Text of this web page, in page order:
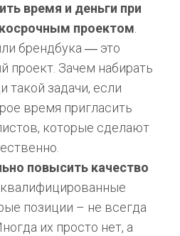
время и деньги при
проектом.
брендбука ― это
проект. Зачем набирать
такой задачи, если
время пригласить
которые сделают
повысить качество
позиции – не всегда
их просто нет, а